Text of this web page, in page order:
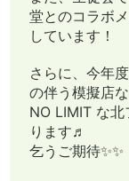
堂とのコラボ
しています！
さらに、今年
の伴う模擬店
NO LIMIT な
ります♬
乞うご期待✨✨